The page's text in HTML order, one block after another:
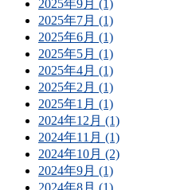
2025年9月 (1)
2025年7月 (1)
2025年6月 (1)
2025年5月 (1)
2025年4月 (1)
2025年2月 (1)
2025年1月 (1)
2024年12月 (1)
2024年11月 (1)
2024年10月 (2)
2024年9月 (1)
2024年8月 (1)